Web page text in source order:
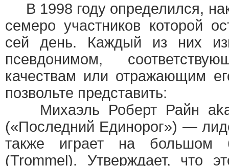
В 1998 году определился,
семеро участников которой
сей день. Каждый из них
псевдонимом,
качествам или отражающим
позвольте представить:
Михаэль Роберт Райн aka
(«Последний Единорог») —
также играет на большом
(Trommel). Утверждает, что